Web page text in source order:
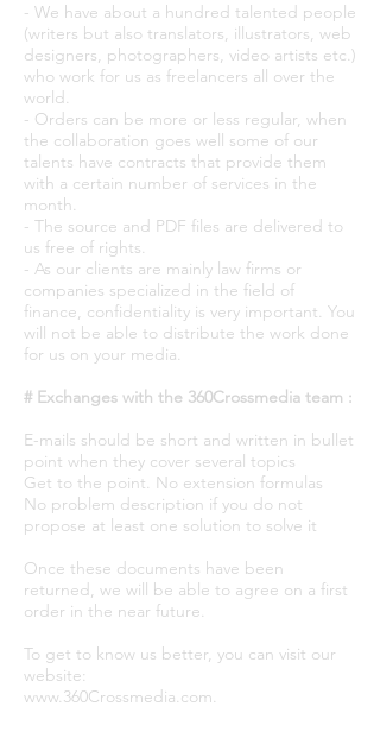
- We have about a hundred talented people
(writers but also translators, illustrators, web
designers, photographers, video artists etc.)
who work for us as freelancers all over the
world.
- Orders can be more or less regular, when
the collaboration goes well some of our
talents have contracts that provide them
with a certain number of services in the
month.
- The source and PDF files are delivered to
us free of rights.
- As our clients are mainly law firms or
companies specialized in the field of
finance, confidentiality is very important. You
will not be able to distribute the work done
for us on your media.
# Exchanges with the 360Crossmedia team :
E-mails should be short and written in bullet
point when they cover several topics
Get to the point. No extension formulas
No problem description if you do not
propose at least one solution to solve it
Once these documents have been
returned, we will be able to agree on a first
order in the near future.
To get to know us better, you can visit our
website:
www.360Crossmedia.com.